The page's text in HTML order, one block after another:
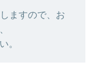
ますので、お
。